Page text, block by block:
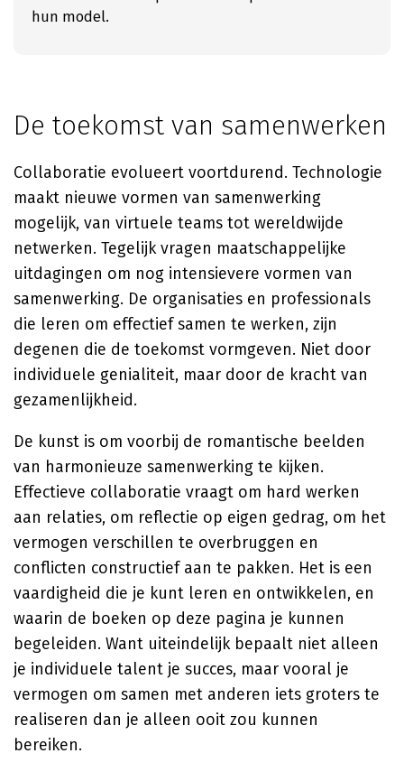
hun model.
De toekomst van samenwerken
Collaboratie evolueert voortdurend. Technologie
maakt nieuwe vormen van samenwerking
mogelijk, van virtuele teams tot wereldwijde
netwerken. Tegelijk vragen maatschappelijke
uitdagingen om nog intensievere vormen van
samenwerking. De organisaties en professionals
die leren om effectief samen te werken, zijn
degenen die de toekomst vormgeven. Niet door
individuele genialiteit, maar door de kracht van
gezamenlijkheid.
De kunst is om voorbij de romantische beelden
van harmonieuze samenwerking te kijken.
Effectieve collaboratie vraagt om hard werken
aan relaties, om reflectie op eigen gedrag, om het
vermogen verschillen te overbruggen en
conflicten constructief aan te pakken. Het is een
vaardigheid die je kunt leren en ontwikkelen, en
waarin de boeken op deze pagina je kunnen
begeleiden. Want uiteindelijk bepaalt niet alleen
je individuele talent je succes, maar vooral je
vermogen om samen met anderen iets groters te
realiseren dan je alleen ooit zou kunnen
bereiken.